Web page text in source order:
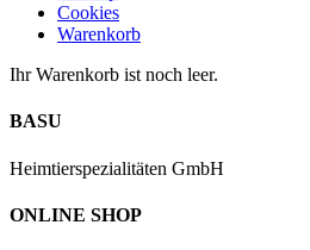
Cookies
Warenkorb
Ihr Warenkorb ist noch leer.
BASU
Heimtierspezialitäten GmbH
ONLINE SHOP